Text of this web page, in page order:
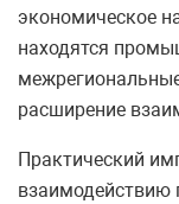
экономическое
находятся
расширение
Практический
взаимодействию